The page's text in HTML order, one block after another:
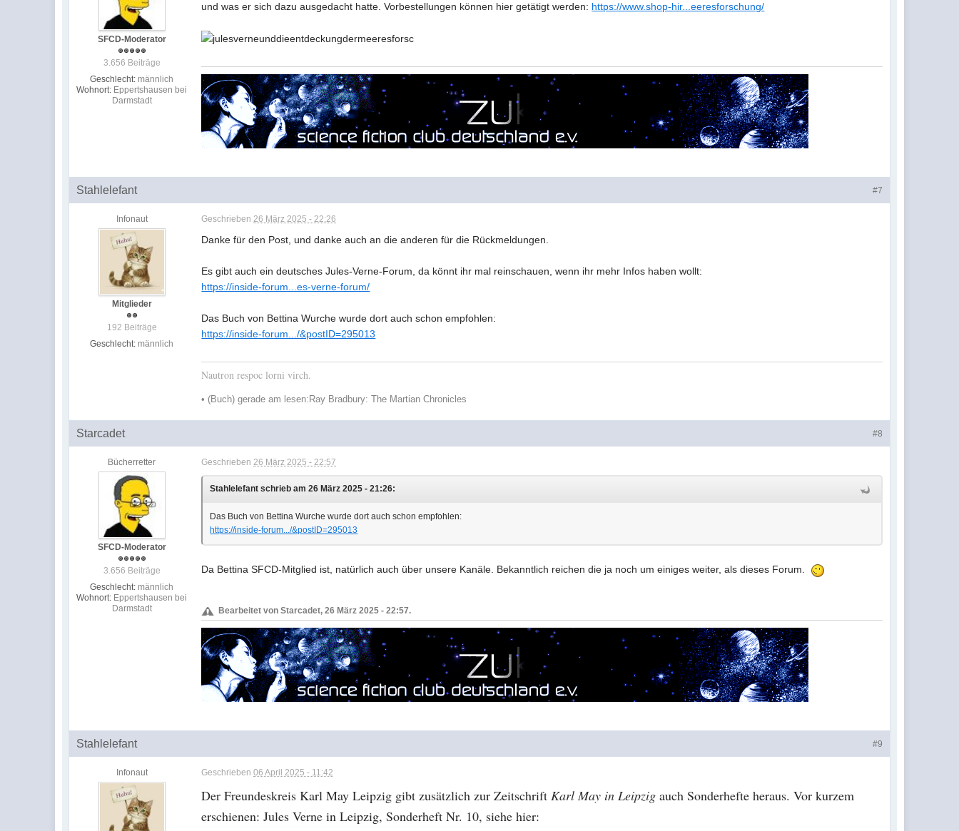
SFCD-Moderator
3.656 Beiträge
Geschlecht: männlich
Wohnort: Eppertshausen bei
Darmstadt
und was er sich dazu ausgedacht hatte. Vorbestellungen können hier getätigt werden: https://www.shop-hir...eeresforschung/
#7
Stahlelefant
Infonaut
Mitglieder
192 Beiträge
Geschlecht: männlich
Geschrieben26 März 2025 - 22:26
Danke für den Post, und danke auch an die anderen für die Rückmeldungen.
Es gibt auch ein deutsches Jules-Verne-Forum, da könnt ihr mal reinschauen, wenn ihr mehr Infos haben wollt:
https://inside-forum...es-verne-forum/
Das Buch von Bettina Wurche wurde dort auch schon empfohlen:
https://inside-forum.../&postID=295013
Nautron respoc lorni virch.
• (Buch) gerade am lesen: Ray Bradbury: The Martian Chronicles
#8
Starcadet
Bücherretter
SFCD-Moderator
3.656 Beiträge
Geschlecht: männlich
Wohnort: Eppertshausen bei
Darmstadt
Geschrieben26 März 2025 - 22:57
Stahlelefant schrieb am 26 März 2025 - 21:26:
Das Buch von Bettina Wurche wurde dort auch schon empfohlen:
https://inside-forum.../&postID=295013
Da Bettina SFCD-Mitglied ist, natürlich auch über unsere Kanäle. Bekanntlich reichen die ja noch um einiges weiter, als dieses Forum.
Bearbeitet von Starcadet, 26 März 2025 - 22:57.
#9
Stahlelefant
Infonaut Geschrieben06 April 2025 - 11:42
Der Freundeskreis Karl May Leipzig gibt zusätzlich zur Zeitschrift Karl May in Leipzig auch Sonderhefte heraus. Vor kurzem
erschienen: Jules Verne in Leipzig, Sonderheft Nr. 10, siehe hier: